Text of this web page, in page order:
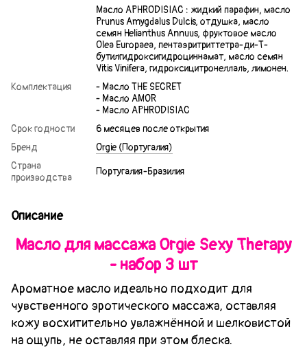
Масло APHRODISIAC : жидкий парафин, масло
Prunus Amygdalus Dulcis, отдушка, масло
семян Helianthus Annuus, фруктовое масло
Olea Europaea, пентаэритриттетра-ди-Т-
бутилгидроксигидроциннамат, масло семян
Vitis Vinifera, гидроксицитронеллаль, лимонен.
Комплектация
- Масло THE SECRET
- Масло AMOR
- Масло APHRODISIAC
Срок годности
6 месяцев после открытия
Бренд
Orgie (Португалия)
Страна
производства
Португалия-Бразилия
Описание
Масло для массажа Orgie Sexy Therapy
- набор 3 шт
Ароматное масло идеально подходит для
чувственного эротического массажа, оставляя
кожу восхитительно увлажнённой и шелковистой
на ощупь, не оставляя при этом блеска.